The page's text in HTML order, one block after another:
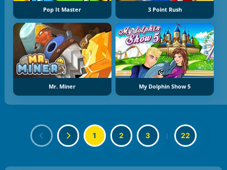
Pop It Master 3 Point Rush
Mr. Miner My Dolphin Show 5
1 2 3 | 22